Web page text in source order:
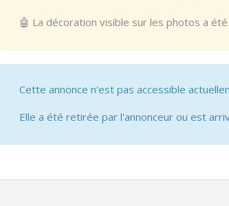
🤖 La décoration visible sur les photos a
Cette annonce n'est pas accessible
Elle a été retirée par l'annonceur ou est